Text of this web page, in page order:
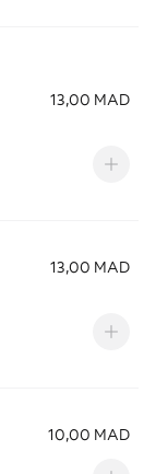
13,00 MAD
13,00 MAD
10,00 MAD